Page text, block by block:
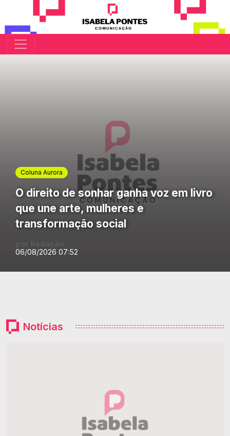
Coluna Aurora
O direito de sonhar ganha voz em livro
que une arte, mulheres e
transformação social
06/08/2026 07:52
Notícias